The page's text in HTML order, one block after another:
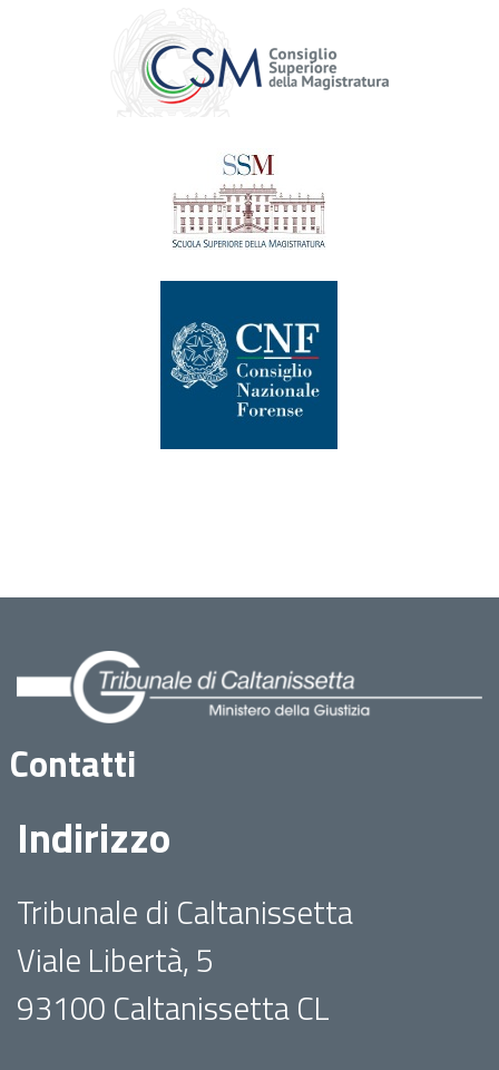
Contatti
Indirizzo
Tribunale di Caltanissetta
Viale Libertà, 5
93100 Caltanissetta CL